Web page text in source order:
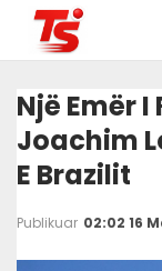
Një Emër I
Joachim
E Brazilit
Publikuar 02:02 16